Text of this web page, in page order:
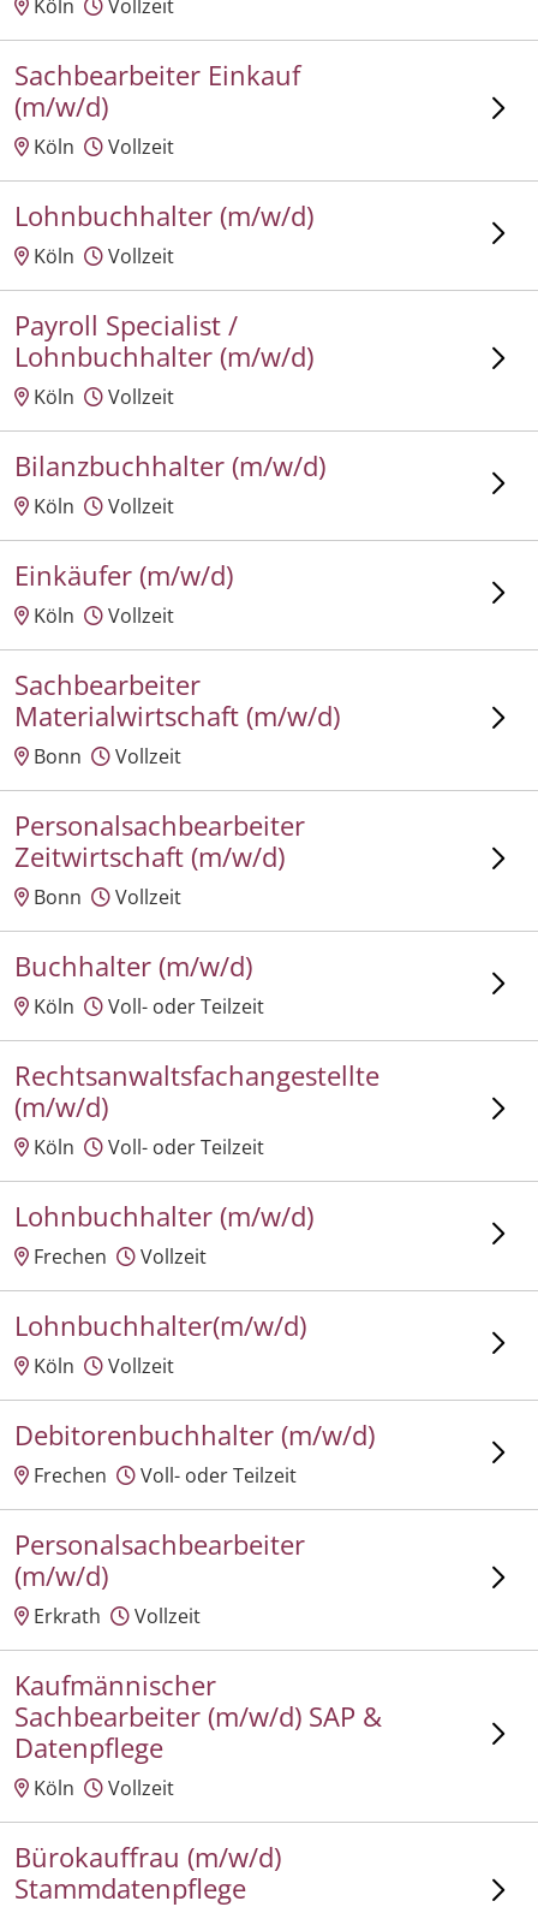
Köln Vollzeit
Sachbearbeiter Einkauf
(m/w/d)
Köln Vollzeit
Lohnbuchhalter (m/w/d)
Köln Vollzeit
Payroll Specialist /
Lohnbuchhalter (m/w/d)
Köln Vollzeit
Bilanzbuchhalter (m/w/d)
Köln Vollzeit
Einkäufer (m/w/d)
Köln Vollzeit
Sachbearbeiter
Materialwirtschaft (m/w/d)
Bonn Vollzeit
Personalsachbearbeiter
Zeitwirtschaft (m/w/d)
Bonn Vollzeit
Buchhalter (m/w/d)
Köln Voll- oder Teilzeit
Rechtsanwaltsfachangestellte
(m/w/d)
Köln Voll- oder Teilzeit
Lohnbuchhalter (m/w/d)
Frechen Vollzeit
Lohnbuchhalter(m/w/d)
Köln Vollzeit
Debitorenbuchhalter (m/w/d)
Frechen Voll- oder Teilzeit
Personalsachbearbeiter
(m/w/d)
Erkrath Vollzeit
Kaufmännischer
Sachbearbeiter (m/w/d) SAP &
Datenpflege
Köln Vollzeit
Bürokauffrau (m/w/d)
Stammdatenpflege